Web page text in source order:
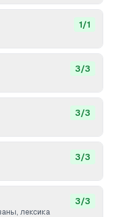
1/1
3/3
3/3
3/3
лексика
3/3